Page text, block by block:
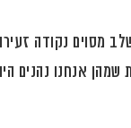
מסוים נקודה
אנחנו נהנים